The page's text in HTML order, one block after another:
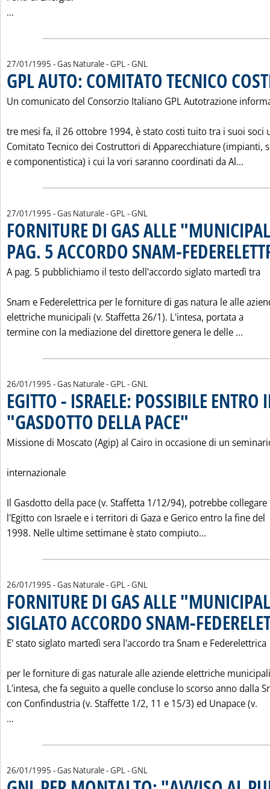
...
27/01/1995 - Gas Naturale - GPL - GNL
GPL AUTO: COMITATO TECNICO
Un comunicato del Consorzio Italiano GPL Autotrazione
tre mesi fa, il 26 ottobre 1994, è stato costi tuito tra i suoi soci
Comitato Tecnico dei Costruttori di Apparecchiature (impianti,
e componentistica) i cui la vori saranno coordinati da Al...
27/01/1995 - Gas Naturale - GPL - GNL
FORNITURE DI GAS ALLE
PAG. 5 ACCORDO SNAM-
A pag. 5 pubblichiamo il testo dell'accordo siglato martedì tra
Snam e Federelettrica per le forniture di gas natura le alle
elettriche municipali (v. Staffetta 26/1). L'intesa, portata a
termine con la mediazione del direttore genera le delle ...
26/01/1995 - Gas Naturale - GPL - GNL
EGITTO - ISRAELE: POSSIBILE
"GASDOTTO DELLA PACE"
Missione di Moscato (Agip) al Cairo in occasione di un
internazionale
Il Gasdotto della pace (v. Staffetta 1/12/94), potrebbe collegare
l'Egitto con Israele e i territori di Gaza e Gerico entro la fine del
1998. Nelle ultime settimane è stato compiuto...
26/01/1995 - Gas Naturale - GPL - GNL
FORNITURE DI GAS ALLE
SIGLATO ACCORDO SNAM-
E' stato siglato martedì sera l'accordo tra Snam e Federelettrica
per le forniture di gas naturale alle aziende elettriche
L'intesa, che fa seguito a quelle concluse lo scorso anno dalla
con Confindustria (v. Staffette 1/2, 11 e 15/3) ed Unapace (v.
...
26/01/1995 - Gas Naturale - GPL - GNL